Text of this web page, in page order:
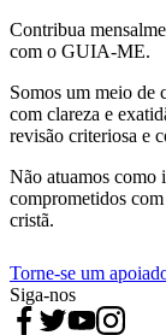
Contribua
com o GUIA-ME.
Somos um meio de
com clareza e
revisão criteriosa e
Não atuamos como
comprometidos
cristã.
Torne-se um
Siga-nos